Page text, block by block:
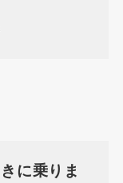
に乗りま